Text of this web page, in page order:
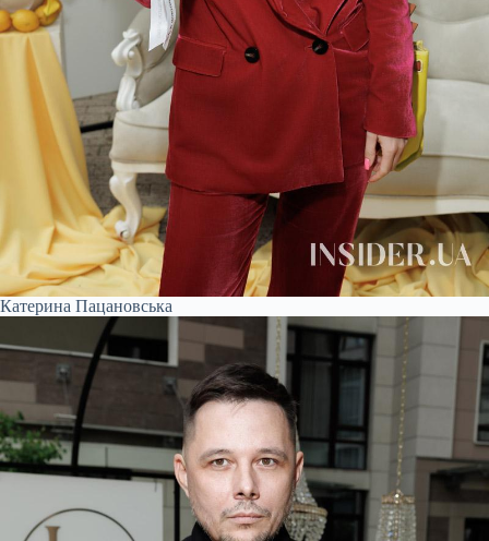
Катерина Пацановська